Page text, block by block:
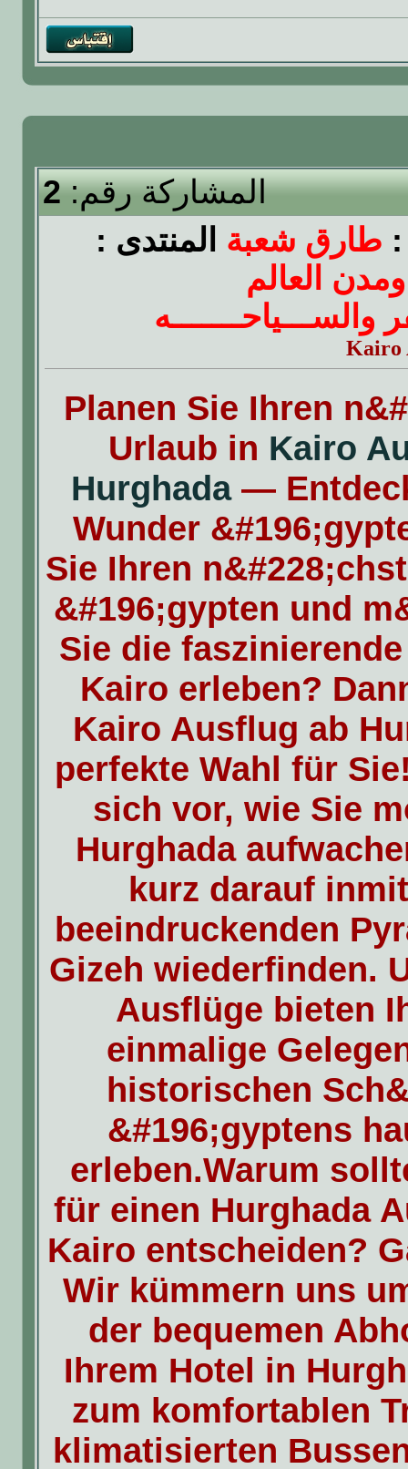
المشاركة رقم:2
طارق شعبة المنتدى :
العالم
والســـياحـــــــه
Kairo
Planen Sie Ihren
Urlaub in Kairo
Hurghada—
Wunder
Sie Ihren
&#196;gypten und
Sie die
Kairo erleben?
Kairo Ausflug ab
perfekte Wahl für
sich vor, wie Sie
Hurghada
kurz darauf
beeindruckenden
Gizeh wiederfinden.
Ausflüge bieten
einmalige
historischen
&#196;gyptens
erleben.Warum
für einen Hurghada
Kairo entscheiden?
Wir kümmern uns
der bequemen
Ihrem Hotel in
zum komfortablen
klimatisierten